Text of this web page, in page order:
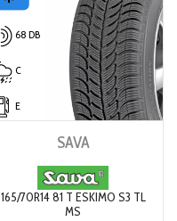
68 DB
C
E
SAVA
165/70R14 81 T ESKIMO S3 TL
MS